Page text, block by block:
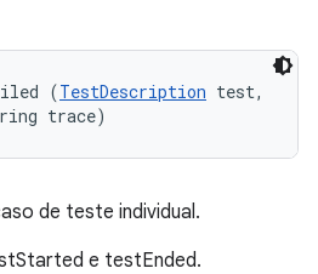
(TestDescription test,
trace)
de teste individual.
e testEnded.